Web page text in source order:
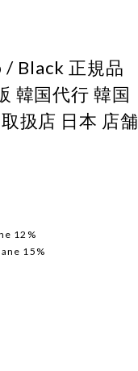
/ Black 正規品
韓国代行 韓国
扱店 日本 店舗
12%
15%